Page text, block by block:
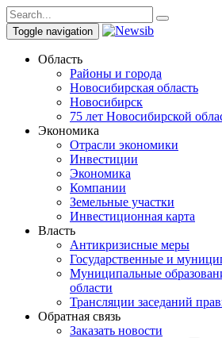
Toggle navigation
Область
Районы и города
Новосибирская область
Новосибирск
75 лет Новосибирской
Экономика
Отрасли экономики
Инвестиции
Экономика
Компании
Земельные участки
Инвестиционная карта
Власть
Антикризисные меры
Государственные и
Муниципальные
области
Трансляции заседаний
Обратная связь
Заказать новости